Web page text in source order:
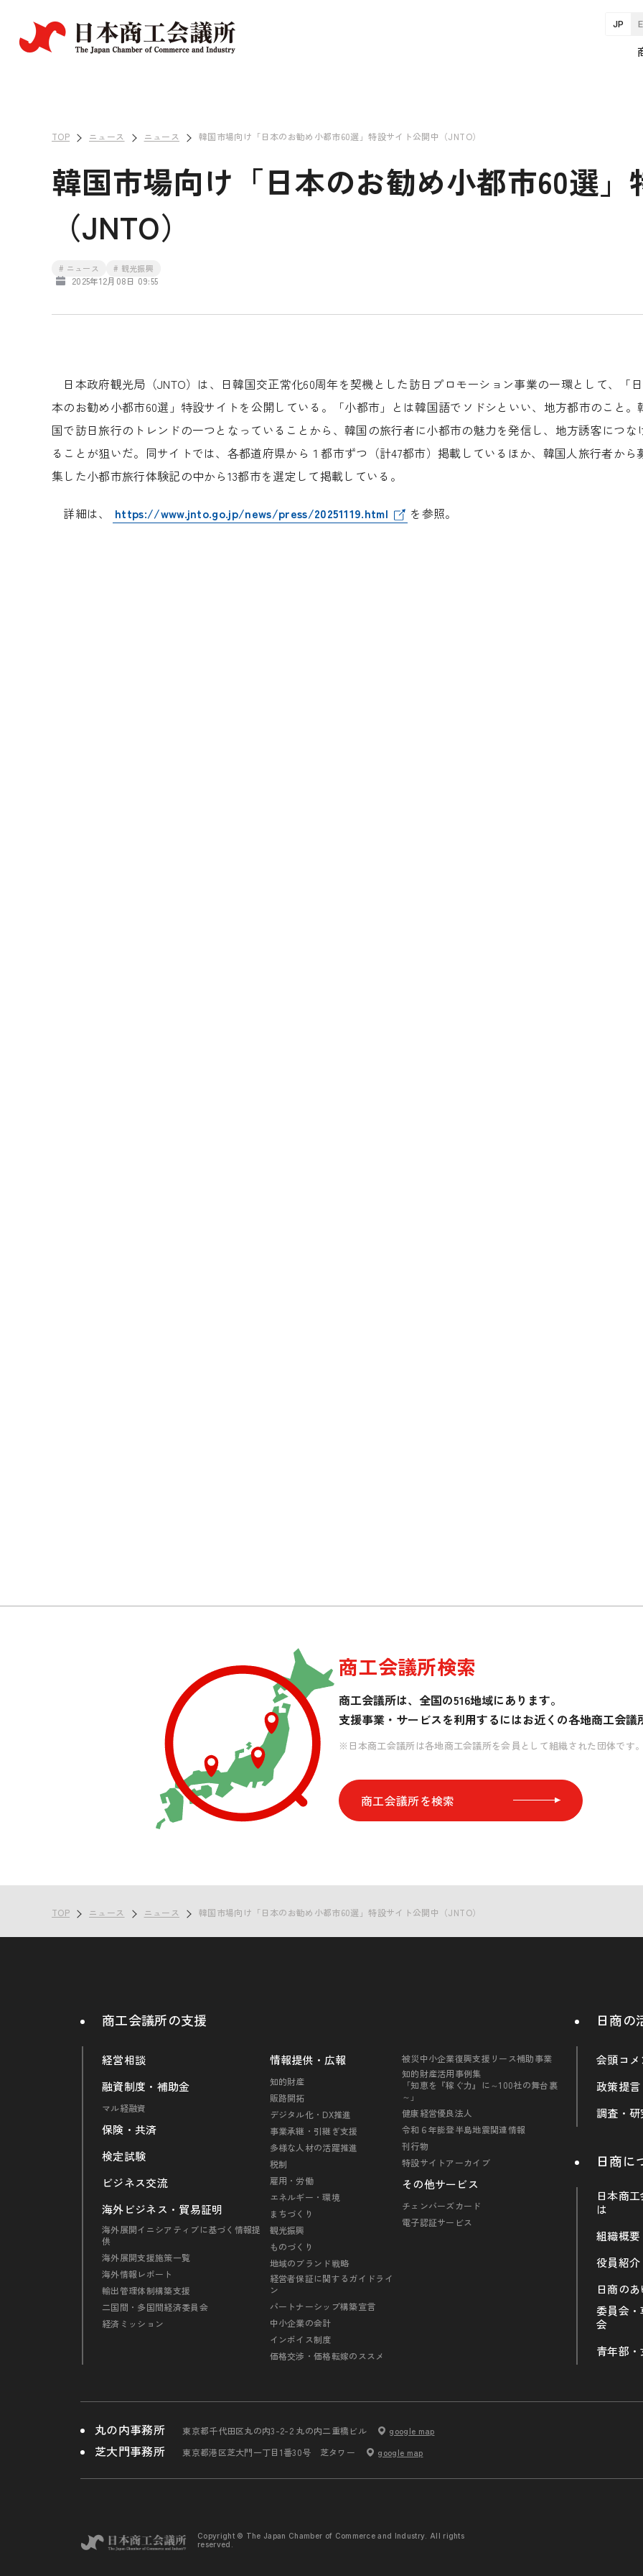
JP
TOP ニュース ニュース 韓国市場向け「日本のお勧め小都市60選」特設サイト公開中（JNTO）
韓国市場向け「日本のお勧め小都市60選
（JNTO）
# ニュース # 観光振興
2025年12月08日 09:55
日本政府観光局（JNTO）は、日韓国交正常化60周年を契機とした訪日プロモーション事業の一環として、「日
本のお勧め小都市60選」特設サイトを公開している。「小都市」とは韓国語でソドシといい、地方都市のこと。
国で訪日旅行のトレンドの一つとなっていることから、韓国の旅行者に小都市の魅力を発信し、地方誘客につな
ることが狙いだ。同サイトでは、各都道府県から１都市ずつ（計47都市）掲載しているほか、韓国人旅行者から
集した小都市旅行体験記の中から13都市を選定して掲載している。
詳細は、 https://www.jnto.go.jp/news/press/20251119.html を参照。
商工会議所検索
商工会議所は、全国の516地域にあります。
支援事業・サービスを利用するにはお近くの各地商工会議
※日本商工会議所は各地商工会議所を会員として組織された団体です。
商工会議所を検索
TOP ニュース ニュース 韓国市場向け「日本のお勧め小都市60選」特設サイト公開中（JNTO）
商工会議所の支援
経営相談
融資制度・補助金
マル経融資
保険・共済
検定試験
ビジネス交流
海外ビジネス・貿易証明
海外展開イニシアティブに基づく情報提
供
海外展開支援施策一覧
海外情報レポート
輸出管理体制構築支援
二国間・多国間経済委員会
経済ミッション
情報提供・広報
知的財産
販路開拓
デジタル化・DX推進
事業承継・引継ぎ支援
多様な人材の活躍推進
税制
雇用・労働
エネルギー・環境
まちづくり
観光振興
ものづくり
地域のブランド戦略
経営者保証に関するガイドライ
ン
パートナーシップ構築宣言
中小企業の会計
インボイス制度
価格交渉・価格転嫁のススメ
被災中小企業復興支援リース補助事業
知的財産活用事例集
「知恵を『稼ぐ力』に～100社の舞台裏
～」
健康経営優良法人
令和６年能登半島地震関連情報
刊行物
特設サイトアーカイブ
その他サービス
チェンバーズカード
電子認証サービス
日商の
会頭コメ
政策提言
調査・研
日商に
日本商
は
組織概要
役員紹介
日商の
委員会・
会
青年部
丸の内事務所 東京都千代田区丸の内3-2-2 丸の内二重橋ビル google map
芝大門事務所 東京都港区芝大門一丁目1番30号 芝タワー google map
Copyright © The Japan Chamber of Commerce and Industry. All rights
reserved.